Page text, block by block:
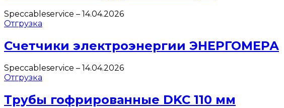
Speccableservice – 14.04.2026
Отгрузка
Счетчики электроэнергии ЭНЕРГОМЕРА
Speccableservice – 14.04.2026
Отгрузка
Трубы гофрированные DKC 110 мм